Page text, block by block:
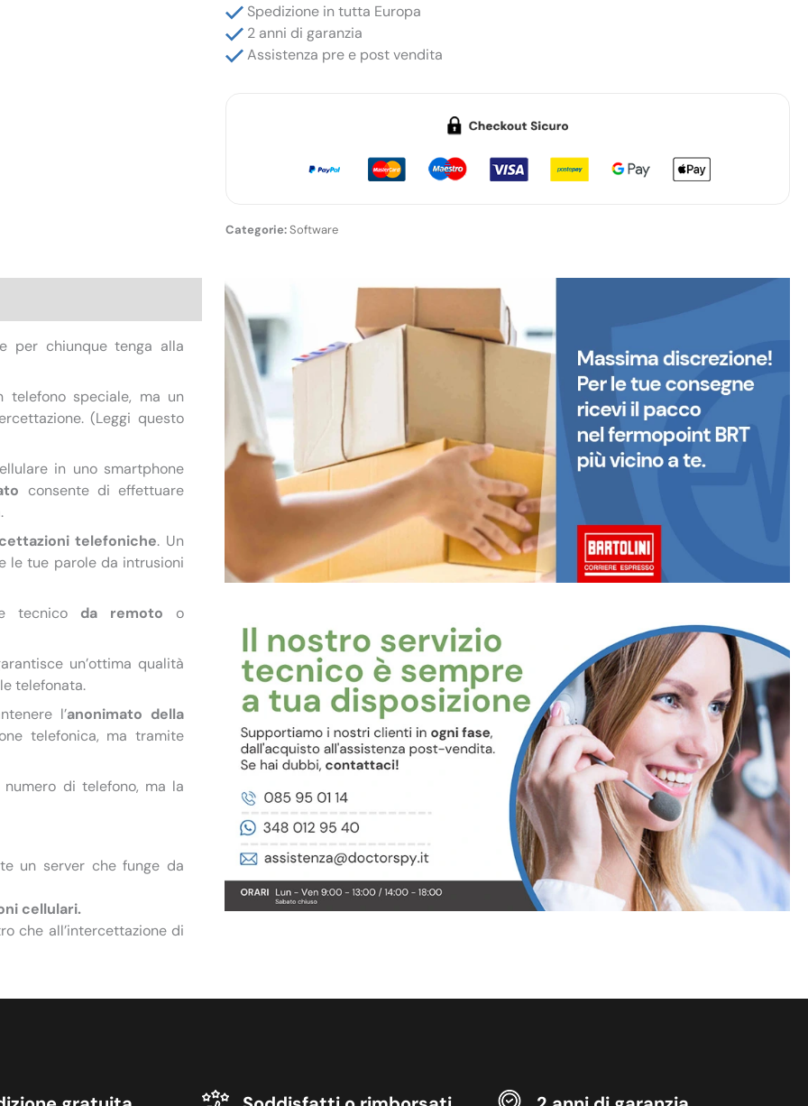
Spedizione in tutta Europa
2 anni di garanzia
Assistenza pre e post vendita
Software
per chiunque tenga alla
telefono speciale, ma un
(Leggi questo
in uno smartphone
consente di effettuare
telefoniche. Un
le tue parole da intrusioni
tecnico da remoto o
un’ottima qualità
telefonata.
l’anonimato della
telefonica, ma tramite
di telefono, ma la
un server che funge da
cellulari.
che all’intercettazione di
non vengono decifrati dal